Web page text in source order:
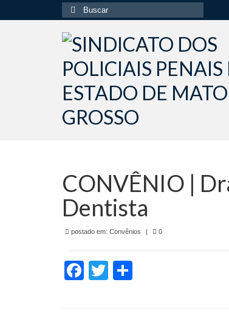
Buscar
por:
CONVÊNIO |
Dentista
postado em: Convênios | 0
Facebook
Twitter